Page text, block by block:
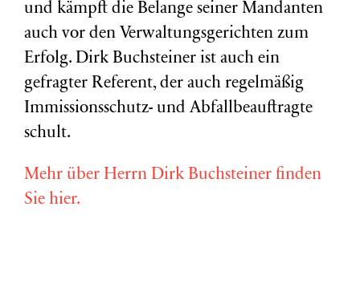
und kämpft die Belange seiner Mandanten
auch vor den Verwaltungsgerichten zum
Erfolg. Dirk Buchsteiner ist auch ein
gefragter Referent, der auch regelmäßig
Immissionsschutz- und Abfallbeauftragte
schult.
Mehr über Herrn Dirk Buchsteiner finden
Sie hier.